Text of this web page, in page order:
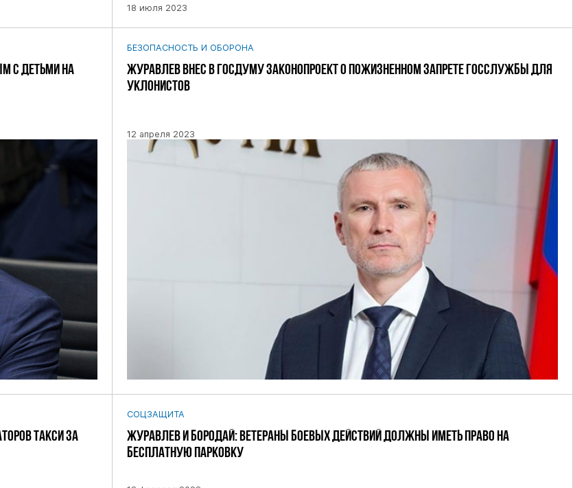
18 июля 2023
С ДЕТЬМИ НА
БЕЗОПАСНОСТЬ И ОБОРОНА
ЖУРАВЛЕВ ВНЕС В ГОСДУМУ ЗАКОНОПРОЕКТ О ПОЖИЗНЕННОМ ЗАПРЕТЕ ГОССЛУЖБЫ ДЛЯ
УКЛОНИСТОВ
12 апреля 2023
ТАКСИ ЗА
СОЦЗАЩИТА
ЖУРАВЛЕВ И БОРОДАЙ: ВЕТЕРАНЫ БОЕВЫХ ДЕЙСТВИЙ ДОЛЖНЫ ИМЕТЬ ПРАВО НА
БЕСПЛАТНУЮ ПАРКОВКУ